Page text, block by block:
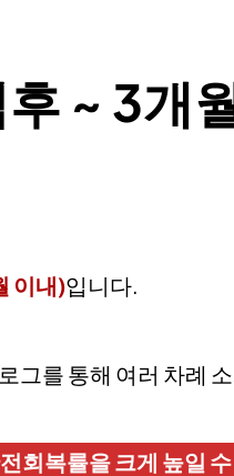
~ 3개
이내)입니다.
그를 통해 여러 차례
회복률을 크게 높일